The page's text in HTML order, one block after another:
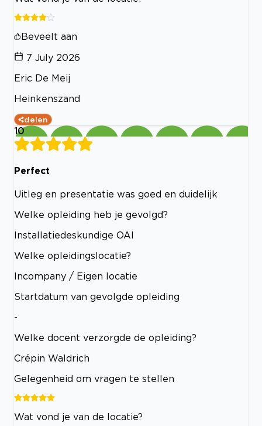
Beveelt aan
7 July 2026
Eric De Meij
Heinkenszand
delen
10
Perfect
Uitleg en presentatie was goed en duidelijk
Welke opleiding heb je gevolgd?
Installatiedeskundige OAI
Welke opleidingslocatie?
Incompany / Eigen locatie
Startdatum van gevolgde opleiding
-
Welke docent verzorgde de opleiding?
Crépin Waldrich
Gelegenheid om vragen te stellen
Wat vond je van de locatie?